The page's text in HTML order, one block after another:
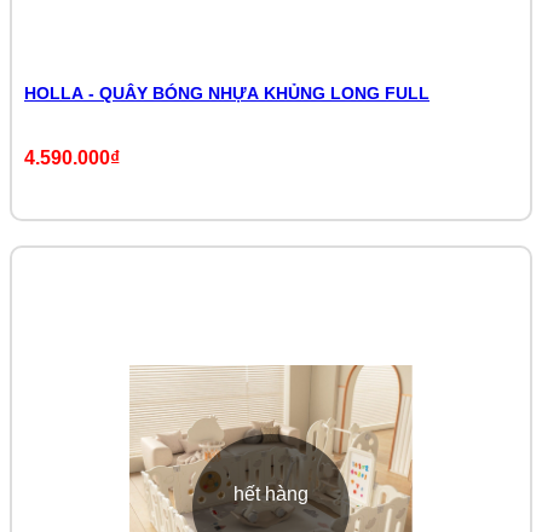
HOLLA - QUÂY BÓNG NHỰA KHỦNG LONG FULL
4.590.000₫
hết hàng